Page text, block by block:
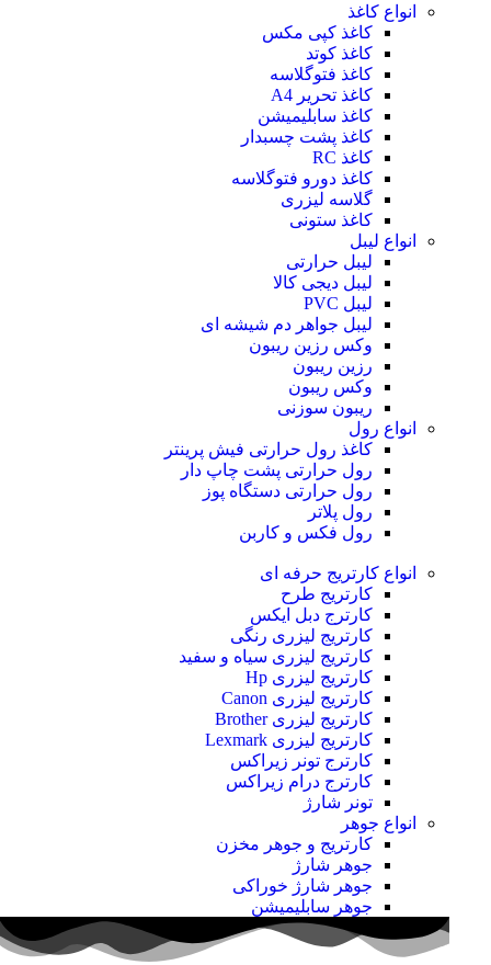
انواع کاغذ
کاغذ کپی مکس
کاغذ کوتد
کاغذ فتوگلاسه
کاغذ تحریر A4
کاغذ سابلیمیشن
کاغذ پشت چسبدار
کاغذ RC
کاغذ دورو فتوگلاسه
گلاسه لیزری
کاغذ ستونی
انواع لیبل
لیبل حرارتی
لیبل دیجی کالا
لیبل PVC
لیبل جواهر دم شیشه ای
وکس رزین ریبون
رزین ریبون
وکس ریبون
ریبون سوزنی
انواع رول
کاغذ رول حرارتی فیش پرینتر
رول حرارتی پشت چاپ دار
رول حرارتی دستگاه پوز
رول پلاتر
رول فکس و کاربن
انواع کارتریج حرفه ای
کارتریج طرح
کارترج دبل ایکس
کارتریج لیزری رنگی
کارتریج لیزری سیاه و سفید
کارتریج لیزری Hp
کارتریج لیزری Canon
کارتریج لیزری Brother
کارتریج لیزری Lexmark
کارترج تونر زیراکس
کارترج درام زیراکس
تونر شارژ
انواع جوهر
کارتریج و جوهر مخزن
جوهر شارژ
جوهر شارژ خوراکی
جوهر سابلیمیشن